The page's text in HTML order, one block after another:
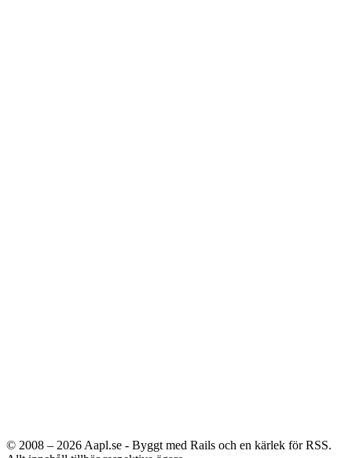
© 2008 – 2026 Aapl.se - Byggt med Rails och en kärlek för RSS.